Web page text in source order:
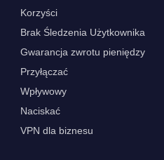
Korzyści
Brak Śledzenia Użytkownika
Gwarancja zwrotu pieniędzy
Przyłączać
Wpływowy
Naciskać
VPN dla biznesu